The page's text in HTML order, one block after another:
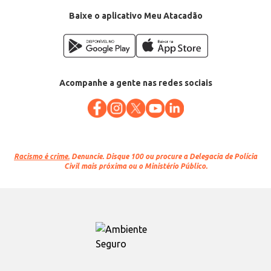
Baixe o aplicativo Meu Atacadão
Acompanhe a gente nas redes sociais
Racismo é crime. Denuncie. Disque 100 ou procure a Delegacia de Polícia
Civil mais próxima ou o Ministério Público.